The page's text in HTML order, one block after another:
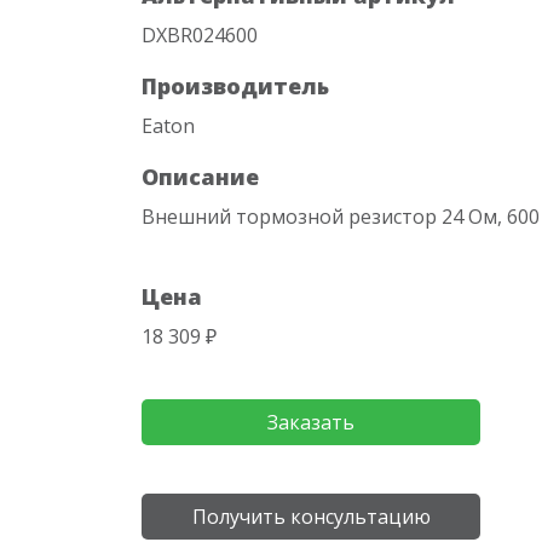
DXBR024600
Производитель
Eaton
Описание
Внешний тормозной резистор 24 Ом,
Цена
18 309 ₽
Заказать
Получить консультацию